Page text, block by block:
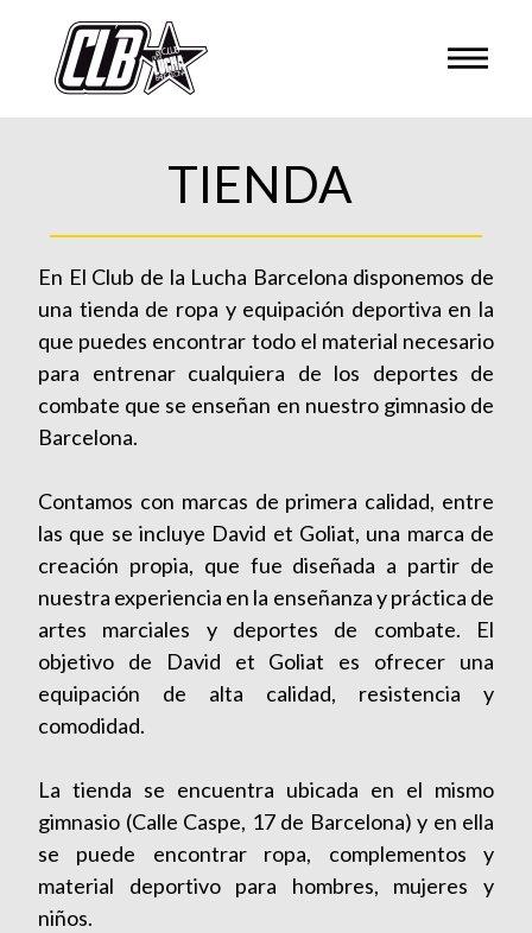
TIENDA
En El Club de la Lucha Barcelona disponemos de
una tienda de ropa y equipación deportiva en la
que puedes encontrar todo el material necesario
para entrenar cualquiera de los deportes de
combate que se enseñan en nuestro gimnasio de
Barcelona.
Contamos con marcas de primera calidad, entre
las que se incluye David et Goliat, una marca de
creación propia, que fue diseñada a partir de
nuestra experiencia en la enseñanza y práctica de
artes marciales y deportes de combate. El
objetivo de David et Goliat es ofrecer una
equipación de alta calidad, resistencia y
comodidad.
La tienda se encuentra ubicada en el mismo
gimnasio (Calle Caspe, 17 de Barcelona) y en ella
se puede encontrar ropa, complementos y
material deportivo para hombres, mujeres y
niños.